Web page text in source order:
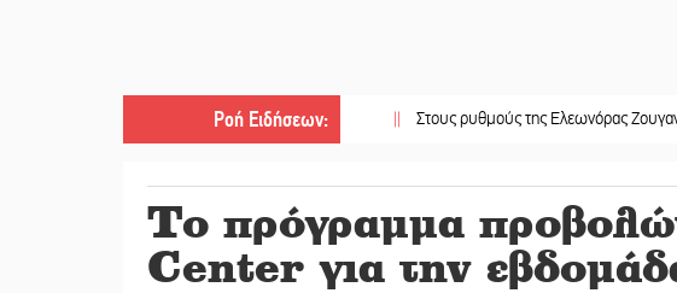
Ροή Ειδήσεων:
|| Στους ρυθμούς της Ελεωνόρας Ζουγανέλη το
Το πρόγραμμα
Center για την